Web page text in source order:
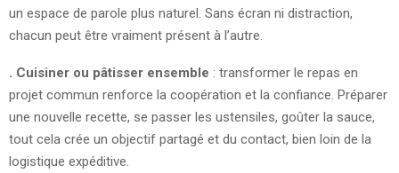
un espace de parole plus naturel. Sans écran ni distraction,
chacun peut être vraiment présent à l’autre.
. Cuisiner ou pâtisser ensemble : transformer le repas en
projet commun renforce la coopération et la confiance. Préparer
une nouvelle recette, se passer les ustensiles, goûter la sauce,
tout cela crée un objectif partagé et du contact, bien loin de la
logistique expéditive.